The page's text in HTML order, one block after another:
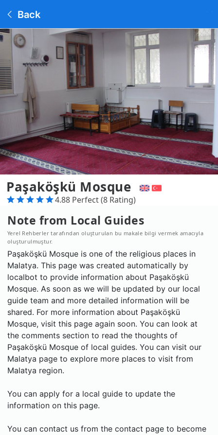
Back
Paşaköşkü Mosque
4.88 Perfect (8 Rating)
Note from Local Guides
Yerel Rehberler tarafından oluşturulan bu makale bilgi vermek amacıyla
oluşturulmuştur.
Paşaköşkü Mosque is one of the religious places in
Malatya. This page was created automatically by
localbot to provide information about Paşaköşkü
Mosque. As soon as we will be updated by our local
guide team and more detailed information will be
shared. For more information about Paşaköşkü
Mosque, visit this page again soon. You can look at
the comments section to read the thoughts of
Paşaköşkü Mosque of local guides. You can visit our
Malatya page to explore more places to visit from
Malatya region.
You can apply for a local guide to update the
information on this page.
You can contact us from the contact page to become